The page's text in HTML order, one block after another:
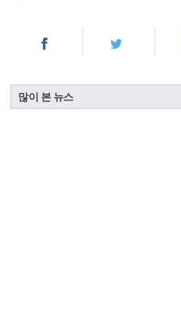
많이 본 뉴스